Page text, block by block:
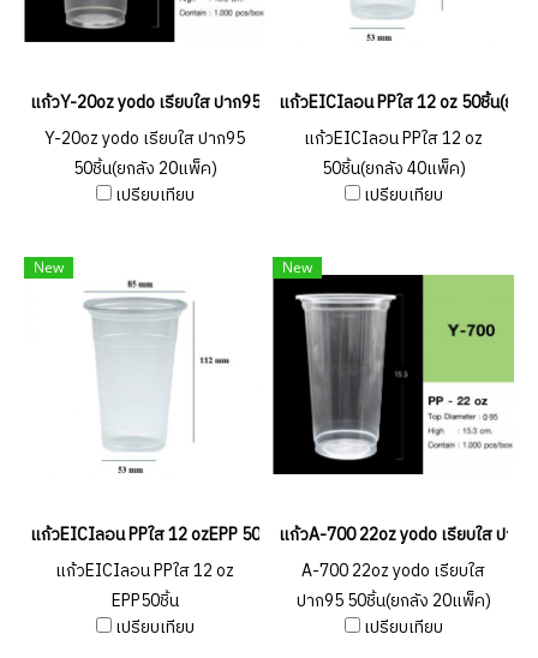
แก้วY-20oz yodo เรียบใส ปาก95 50ชิ้น(ยกลัง 20แพ็ค)
Y-20oz yodo เรียบใส ปาก95
50ชิ้น(ยกลัง 20แพ็ค)
เปรียบเทียบ
แก้วEICIลอน PPใส 12 oz 50ชิ้น(ยก
แก้วEICIลอน PPใส 12 oz
50ชิ้น(ยกลัง 40แพ็ค)
เปรียบเทียบ
New
แก้วEICIลอน PPใส 12 ozEPP 50ชิ้น
แก้วEICIลอน PPใส 12 oz
EPP50ชิ้น
เปรียบเทียบ
New
แก้วA-700 22oz yodo เรียบใส ปาก
A-700 22oz yodo เรียบใส
ปาก95 50ชิ้น(ยกลัง 20แพ็ค)
เปรียบเทียบ